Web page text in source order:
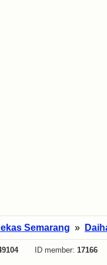
Semarang »
ID member: 17166